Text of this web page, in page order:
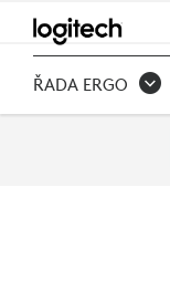
SESTAVY
ŘADY
ERGO
ŘADA ERGO